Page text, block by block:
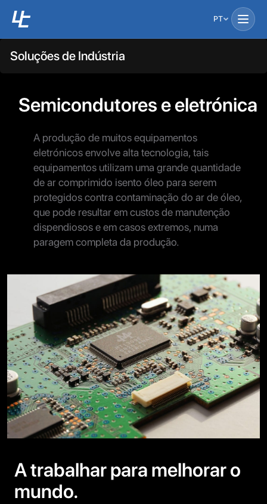
PT
Soluções de Indústria
Semicondutores e eletrónica
A produção de muitos equipamentos
eletrónicos envolve alta tecnologia, tais
equipamentos utilizam uma grande quantidade
de ar comprimido isento óleo para serem
protegidos contra contaminação do ar de óleo,
que pode resultar em custos de manutenção
dispendiosos e em casos extremos, numa
paragem completa da produção.
A trabalhar para melhorar o
mundo.